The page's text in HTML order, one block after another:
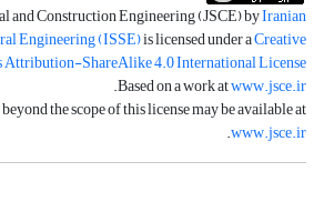
and Construction Engineering (JSCE) byIranian
Engineering (ISSE)is licensed under aCreative
Attribution-ShareAlike 4.0 International License
Based on a work atwww.jsce.ir
.
the scope of this license may be available at
www.jsce.ir
.